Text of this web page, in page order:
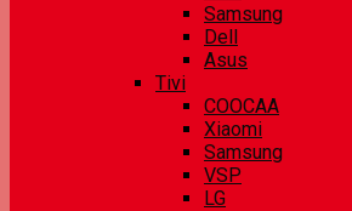
Samsung
Dell
Asus
Tivi
COOCAA
Xiaomi
Samsung
VSP
LG